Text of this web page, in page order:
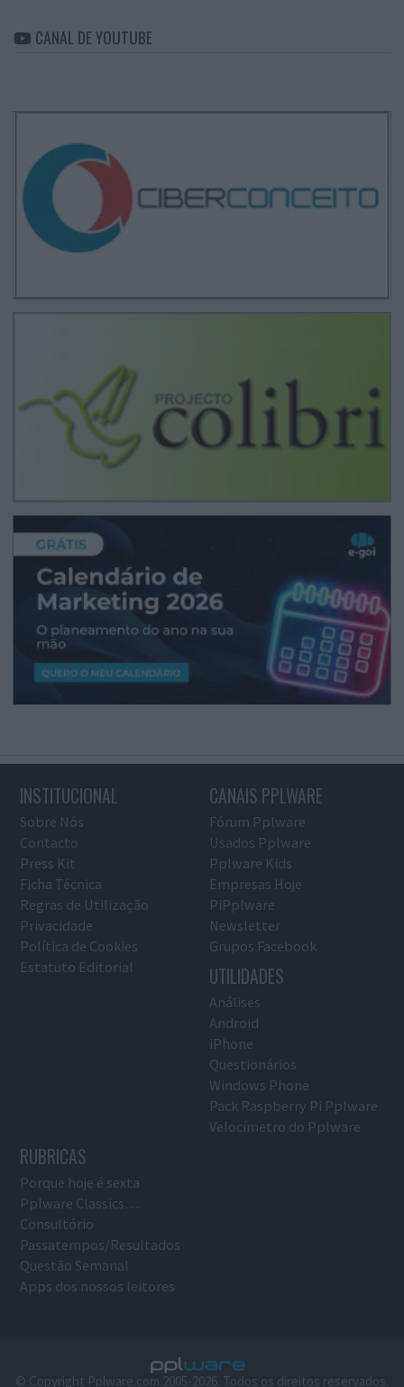
CANAL DE YOUTUBE
INSTITUCIONAL
Sobre Nós
Contacto
Press Kit
Ficha Técnica
Regras de Utilização
Privacidade
Política de Cookies
Estatuto Editorial
CANAIS PPLWARE
Fórum Pplware
Usados Pplware
Pplware Kids
Empresas Hoje
PiPplware
Newsletter
Grupos Facebook
UTILIDADES
Análises
Android
iPhone
Questionários
Windows Phone
Pack Raspberry Pi Pplware
Velocímetro do Pplware
RUBRICAS
Porque hoje é sexta
Pplware Classics…
Consultório
Passatempos/Resultados
Questão Semanal
Apps dos nossos leitores
© Copyright Pplware.com 2005-2026. Todos os direitos reservados.